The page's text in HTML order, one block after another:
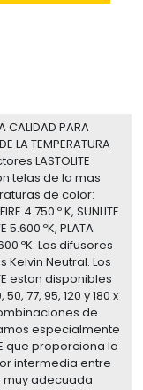
CALIDAD PARA
LA TEMPERATURA
LASTOLITE
telas de la mas
de color:
4.750 º K, SUNLITE
5.600 ºK, PLATA
ºK. Los difusores
Neutral. Los
estan disponibles
77, 95, 120 y 180 x
de
especialmente
que proporciona la
intermedia entre
muy adecuada